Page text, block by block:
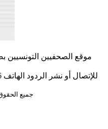
موقع الصحفيين التونسيين
جميع